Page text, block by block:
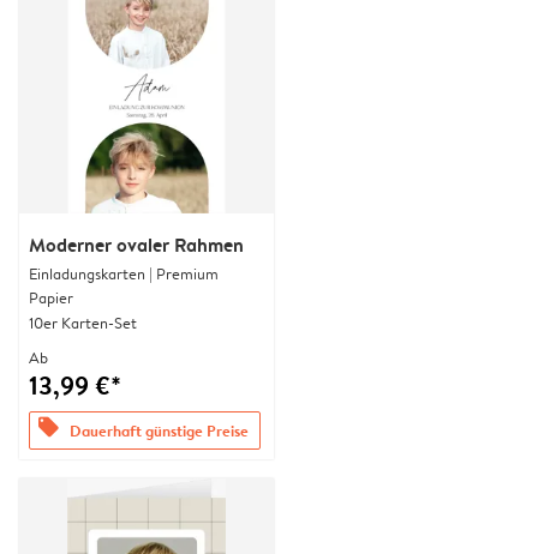
Moderner ovaler Rahmen
Einladungskarten | Premium
Papier
10er Karten-Set
Ab
13,99 €*
offers Dauerhaft günstige Preise